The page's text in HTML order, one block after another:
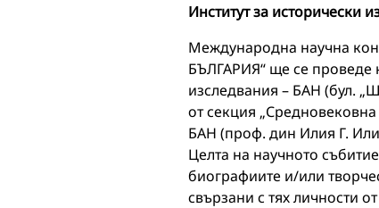
Институт за исторически
Международна научна
БЪЛГАРИЯ“ ще се проведе
изследвания – БАН (бул.
от секция
БАН (проф. дин Илия Г.
Целта на научното
биографиите и/или
свързани с тях личности